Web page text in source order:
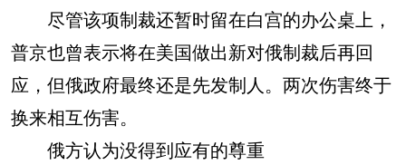
尽管该项制裁还暂时留在白宫的办公桌上，
普京也曾表示将在美国做出新对俄制裁后再回
应，但俄政府最终还是先发制人。两次伤害终于
换来相互伤害。
俄方认为没得到应有的尊重